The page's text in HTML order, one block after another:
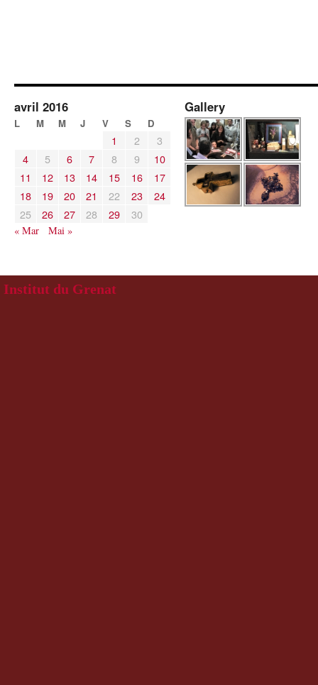
avril 2016
L M M J V S D
1 2
3
4
5 6 7 8 9
10
11
12 13 14 15 16
17
18
19 20 21 22 23
24
25
26 27 28 29 30
« Mar Mai »
Gallery
Institut du Grenat